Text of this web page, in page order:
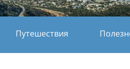
Путешествия